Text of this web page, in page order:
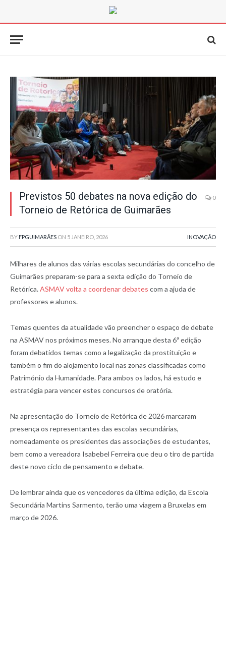
Previstos 50 debates na nova edição do
Torneio de Retórica de Guimarães
0
BY FPGUIMARÃES ON 5 JANEIRO, 2026 INOVAÇÃO
Milhares de alunos das várias escolas secundárias do concelho de
Guimarães preparam-se para a sexta edição do Torneio de
Retórica.ASMAV volta a coordenar debates com a ajuda de
professores e alunos.
Temas quentes da atualidade vão preencher o espaço de debate
na ASMAV nos próximos meses. No arranque desta 6ª edição
foram debatidos temas como a legalização da prostituição e
também o fim do alojamento local nas zonas classificadas como
Património da Humanidade. Para ambos os lados, há estudo e
estratégia para vencer estes concursos de oratória.
Na apresentação do Torneio de Retórica de 2026 marcaram
presença os representantes das escolas secundárias,
nomeadamente os presidentes das associações de estudantes,
bem como a vereadora Isabebel Ferreira que deu o tiro de partida
deste novo ciclo de pensamento e debate.
De lembrar ainda que os vencedores da última edição, da Escola
Secundária Martins Sarmento, terão uma viagem a Bruxelas em
março de 2026.